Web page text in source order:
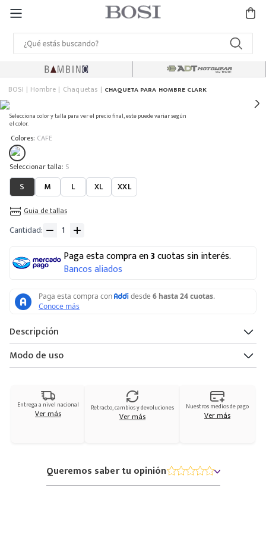
BOSI Hombre Chaquetas CHAQUETA PARA HOMBRE CLARK
Selecciona color y talla para ver el precio final, este puede variar según
el color.
Colores: CAFE
: S
S M L XL XXL
Guia de tallas
Cantidad
Paga esta compra en3cuotas sin interés.
Bancos aliados
Descripción
Modo de uso
Entrega a nivel nacional
Ver más Retracto, cambios y devoluciones
Ver más
Nuestros medios de pago
Ver más
Queremos saber tu opinión